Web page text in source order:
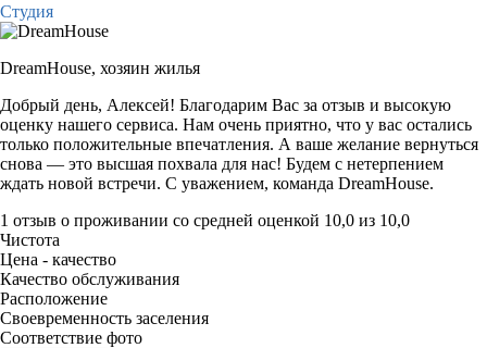
Студия
DreamHouse, хозяин жилья
Добрый день, Алексей! Благодарим Вас за отзыв и высокую
оценку нашего сервиса. Нам очень приятно, что у вас остались
только положительные впечатления. А ваше желание вернуться
снова — это высшая похвала для нас! Будем с нетерпением
ждать новой встречи. С уважением, команда DreamHouse.
1 отзыв о проживании со средней оценкой 10,0 из 10,0
Чистота
Цена - качество
Качество обслуживания
Расположение
Своевременность заселения
Соответствие фото